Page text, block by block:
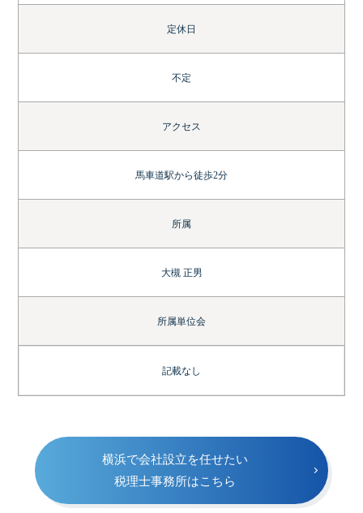
定休日
不定
アクセス
馬車道駅から徒歩2分
所属
大槻 正男
所属単位会
記載なし
横浜で会社設立を任せたい
税理士事務所はこちら